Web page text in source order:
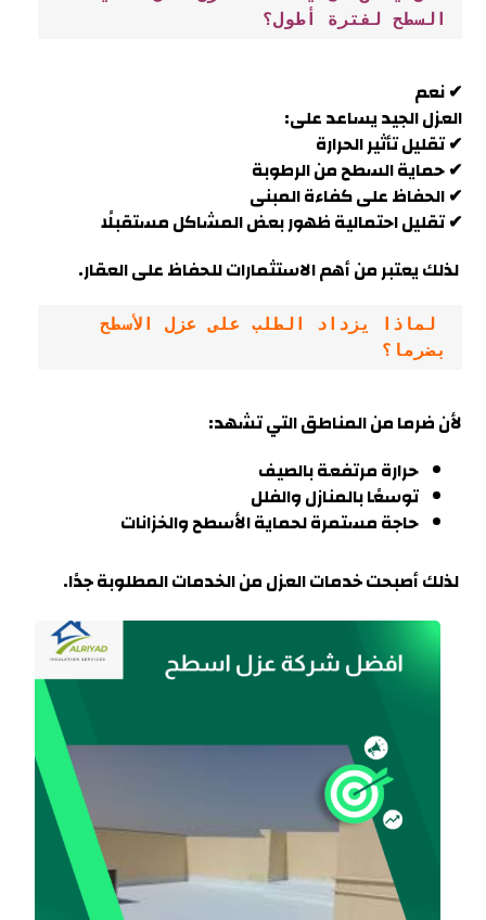
السطح لفترة أطول؟
✔ نعم
العزل الجيد يساعد على:
✔ تقليل تأثير الحرارة
✔ حماية السطح من الرطوبة
✔ الحفاظ على كفاءة المبنى
✔ تقليل احتمالية ظهور بعض المشاكل مستقبلًا
لذلك يعتبر من أهم الاستثمارات للحفاظ على العقار.
بضرما؟
لأنضرمامن المناطق التي تشهد:
حرارة مرتفعة بالصيف
توسعًا بالمنازل والفلل
حاجة مستمرة لحماية الأسطح والخزانات
لذلك أصبحت خدمات العزل من الخدمات المطلوبة جدًا.